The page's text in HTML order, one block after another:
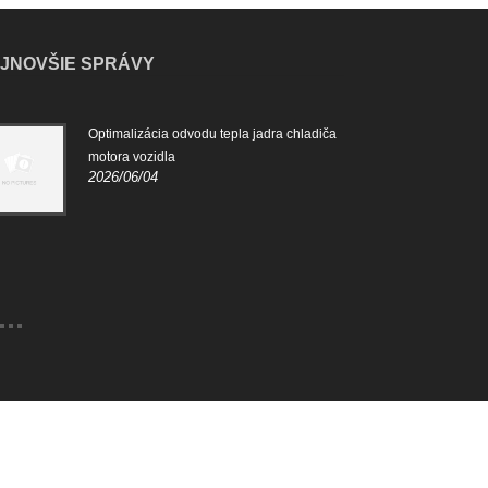
SPRÁVY
Optimalizácia odvodu tepla jadra chladiča
motora vozidla
2026/06/04